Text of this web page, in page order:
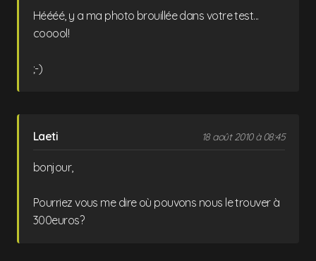
Héééé, y a ma photo brouillée dans votre test...
cooool!
;-)
Laeti 18 août 2010 à 08:45
bonjour,
Pourriez vous me dire où pouvons nous le trouver à
300euros?